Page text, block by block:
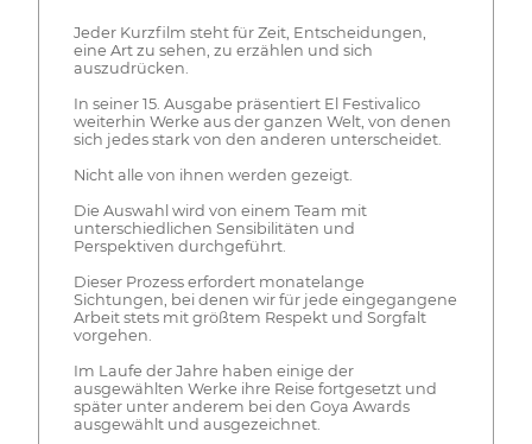
Jeder Kurzfilm steht für Zeit, Entscheidungen,
eine Art zu sehen, zu erzählen und sich
auszudrücken.
In seiner 15. Ausgabe präsentiert El Festivalico
weiterhin Werke aus der ganzen Welt, von denen
sich jedes stark von den anderen unterscheidet.
Nicht alle von ihnen werden gezeigt.
Die Auswahl wird von einem Team mit
unterschiedlichen Sensibilitäten und
Perspektiven durchgeführt.
Dieser Prozess erfordert monatelange
Sichtungen, bei denen wir für jede eingegangene
Arbeit stets mit größtem Respekt und Sorgfalt
vorgehen.
Im Laufe der Jahre haben einige der
ausgewählten Werke ihre Reise fortgesetzt und
später unter anderem bei den Goya Awards
ausgewählt und ausgezeichnet.